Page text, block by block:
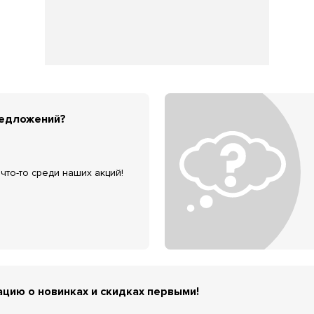
то среди наших акций!
о новинках и скидках первыми!